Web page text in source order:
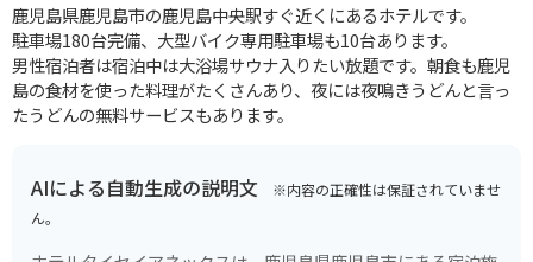
鹿児島県鹿児島市の鹿児島中央駅すぐ近くにあるホテルです。
駐車場180台完備、大型バイク専用駐車場も10台あります。
男性宿泊者は宿泊中は大浴場サウナ入りたい放題です。朝食も鹿児
島の食材を使った料理がたくさんあり、夜には夜鳴きうどんと言っ
たうどんの無料サービスもあります。
AIによる自動生成の説明文 ※内容の正確性は保証されていませ
ん。